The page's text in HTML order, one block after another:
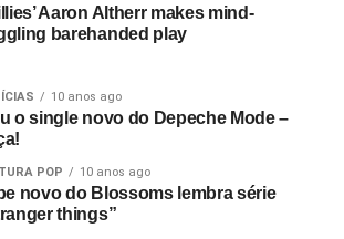
Aaron Altherr makes mind-
barehanded play
10 anos ago
o single novo do Depeche Mode –
POP 10 anos ago
novo do Blossoms lembra série
things”